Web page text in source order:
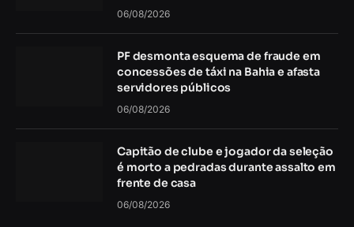
06/08/2026
PF desmonta esquema de fraude em
concessões de táxi na Bahia e afasta
servidores públicos
06/08/2026
Capitão de clube e jogador da seleção
é morto a pedradas durante assalto em
frente de casa
06/08/2026